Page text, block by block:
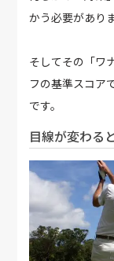
かう必要がありま
そしてその「ワ
フの基準スコア
です。
目線が変わる